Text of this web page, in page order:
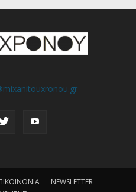
NEWSLETTER